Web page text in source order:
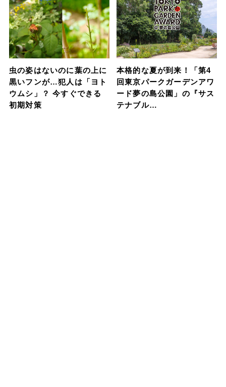
虫の姿はないのに葉の上に
黒いフンが…犯人は「ヨト
ウムシ」？ 今すぐできる
初期対策
本格的な夏が到来！「第4
回東京パークガーデンアワ
ード夢の島公園」の『サス
テナブル…